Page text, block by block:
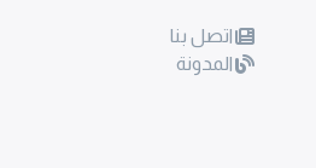
اتصل بنا
المدونة